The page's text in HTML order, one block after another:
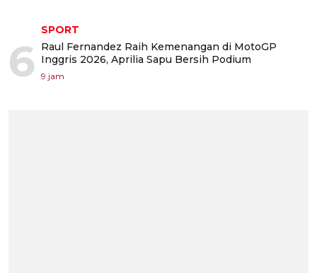
6
SPORT
Raul Fernandez Raih Kemenangan di MotoGP
Inggris 2026, Aprilia Sapu Bersih Podium
9 jam